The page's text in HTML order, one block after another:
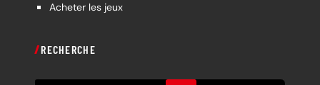
Acheter les jeux
RECHERCHE